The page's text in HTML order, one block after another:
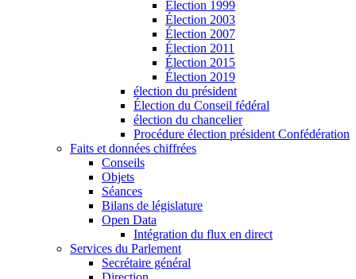
Élection 1999
Élection 2003
Élection 2007
Élection 2011
Élection 2015
Élection 2019
élection du président
Élection du Conseil fédéral
élection du chancelier
Procédure élection président Confédération
Faits et données chiffrées
Conseils
Objets
Séances
Bilans de législature
Open Data
Intégration du flux en direct
Services du Parlement
Secrétaire général